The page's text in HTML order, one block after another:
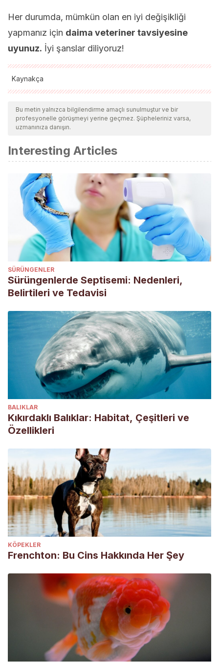
Her durumda, mümkün olan en iyi değişikliği
yapmanız için daima veteriner tavsiyesine
uyunuz. İyi şanslar diliyoruz!
Kaynakça
Tüm alıntı yapılan kaynaklar, kalitelerini, güvenilirliklerini,
güncelliklerini ve geçerliliklerini sağlamak için ekibimiz
tarafından derinlemesine incelendi. Bu makalenin bibliyografisi
kabul edildi.
Suchodolski, J. S. (2011). Intestinal microbiota of dogs and cats:
a bigger world than we thought.Veterinary Clinics: Small
Animal Practice
(2), 261-272.
Bu metin yalnızca bilgilendirme amaçlı sunulmuştur ve bir
profesyonelle görüşmeyi yerine geçmez. Şüpheleriniz varsa,
uzmanınıza danışın.
Interesting Articles
SÜRÜNGENLER
Sürüngenlerde Septisemi: Nedenleri,
Belirtileri ve Tedavisi
BALIKLAR
Kıkırdaklı Balıklar: Habitat, Çeşitleri ve
Özellikleri
KÖPEKLER
Frenchton: Bu Cins Hakkında Her Şey